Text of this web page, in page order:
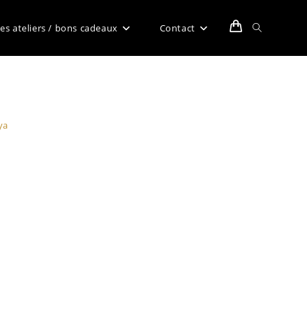
ateliers / bons cadeaux Contact Toggle